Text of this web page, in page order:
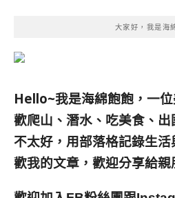
大家好，我是海
Hello~我是海綿飽飽，一位
歡爬山、潛水、吃美食、出
不太好，用部落格記錄生活
歡我的文章，歡迎分享給親